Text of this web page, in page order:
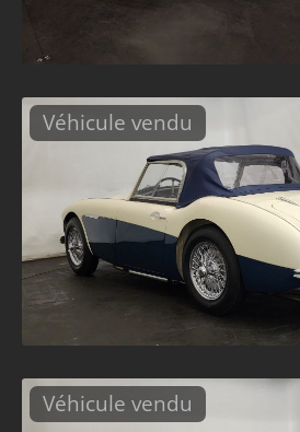
Véhicule vendu
Véhicule vendu